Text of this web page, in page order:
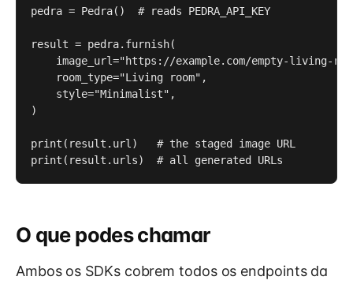
pedra = Pedra()  # reads PEDRA_API_KEY
result = pedra.furnish(
image_url="https://example.com/empty-living-
    room_type="Living room",
    style="Minimalist",
)
print(result.url)   # the staged image URL
print(result.urls)  # all generated URLs
O que podes chamar
Ambos os SDKs cobrem todos os endpoints da